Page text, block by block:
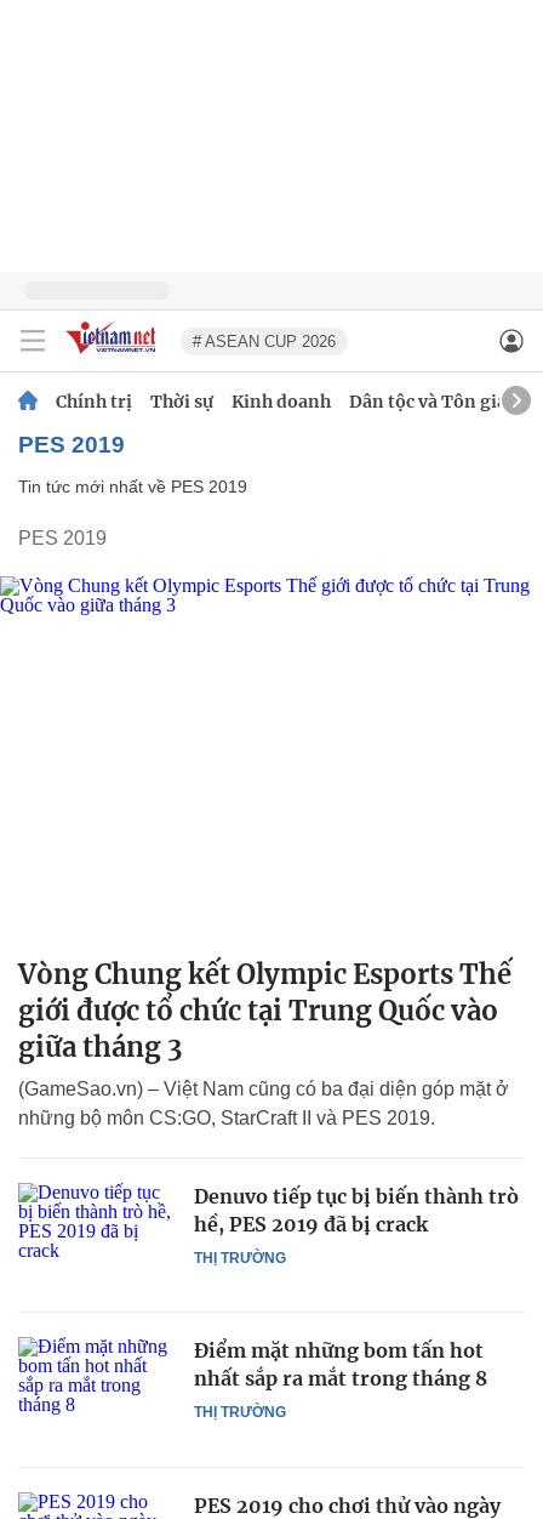
# ASEAN CUP 2026
Chính trị Thời sự Kinh doanh Dân tộc và Tôn giáo
PES 2019
Tin tức mới nhất về PES 2019
PES 2019
Vòng Chung kết Olympic Esports Thế
giới được tổ chức tại Trung Quốc vào
giữa tháng 3
(GameSao.vn) – Việt Nam cũng có ba đại diện góp mặt ở
những bộ môn CS:GO, StarCraft II và PES 2019.
THỊ TRƯỜNG
Denuvo tiếp tục bị biến thành trò
hề, PES 2019 đã bị crack
THỊ TRƯỜNG
Điểm mặt những bom tấn hot
nhất sắp ra mắt trong tháng 8
PES 2019 cho chơi thử vào ngày